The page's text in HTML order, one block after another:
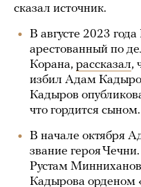
сказал источник.
В августе 2023
арестованный по
Корана, рассказал,
избил Адам
Кадыров
что гордится сыном.
В начале октября
звание героя
Рустам Минниханов
Кадырова орденом